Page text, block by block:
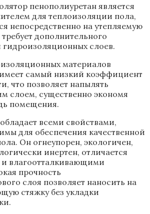
пенополиуретан является
для теплоизоляции пола,
непосредственно на утепляемую
дополнительного
гидроизоляционных слоев.
материалов
самый низкий коэффициент
что позволяет напылять
слоем, существенно экономя
помещения.
всеми свойствами,
для обеспечения качественной
Он огнеупорен, экологичен,
инертен, отличается
влагоотталкивающими
прочность
слоя позволяет наносить на
стяжку без укладки